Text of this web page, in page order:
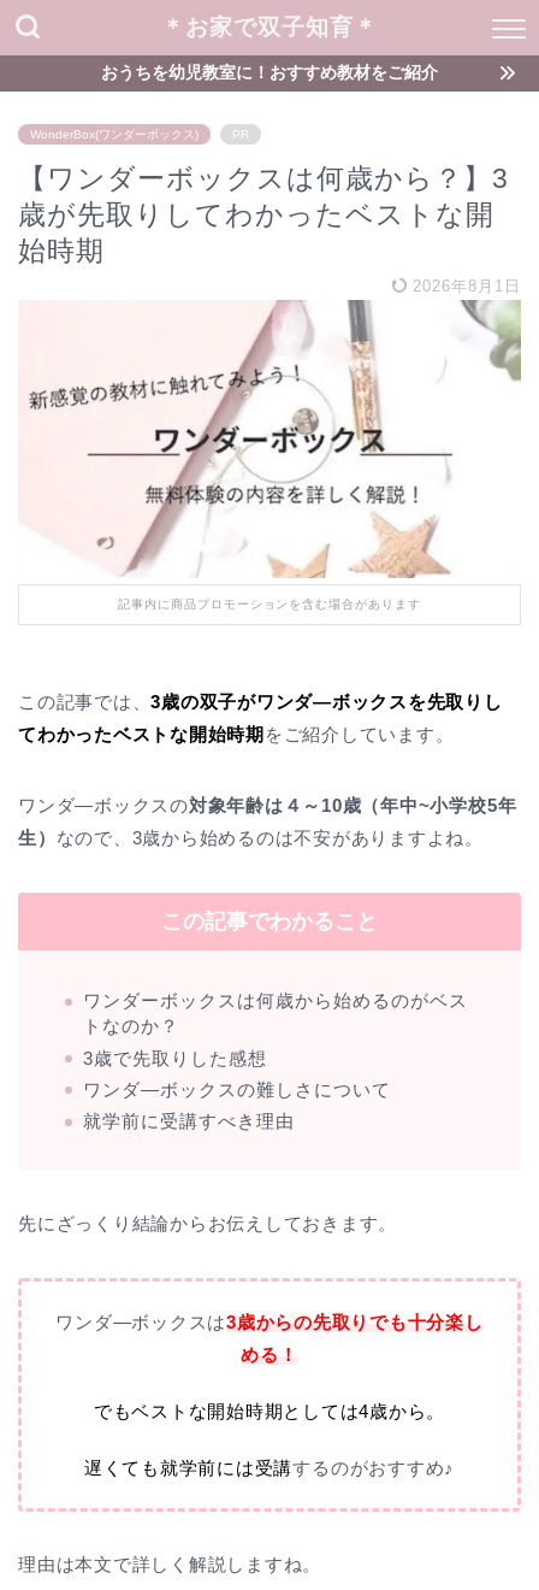
＊お家で双子知育＊
おうちを幼児教室に！おすすめ教材をご紹介
WonderBox(ワンダーボックス) PR
【ワンダーボックスは何歳から？】3
歳が先取りしてわかったベストな開
始時期
2026年8月1日
記事内に商品プロモーションを含む場合があります
この記事では、3歳の双子がワンダ―ボックスを先取りし
てわかったベストな開始時期 をご紹介しています。
ワンダ―ボックスの対象年齢は４～10歳（年中~小学校5年
生） なので、3歳から始めるのは不安がありますよね。
この記事でわかること
ワンダーボックスは何歳から始めるのがベス
トなのか？
3歳で先取りした感想
ワンダ―ボックスの難しさについて
就学前に受講すべき理由
先にざっくり結論からお伝えしておきます。
ワンダ―ボックスは3歳からの先取りでも十分楽し
める！
でもベストな開始時期としては4歳から。
遅くても就学前には受講するのがおすすめ♪
理由は本文で詳しく解説しますね。